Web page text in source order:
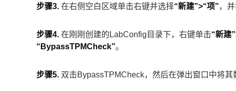
步骤3. 在右侧空白区域单击右键并选择“新建”>“项”，
步骤4. 在刚刚创建的LabConfig目录下，右键单击“新建
“BypassTPMCheck”。
步骤5. 双击BypassTPMCheck，然后在弹出窗口中将其